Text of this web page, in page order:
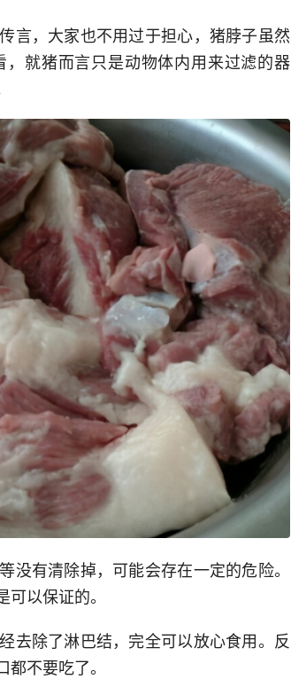
言，大家也不用过于担心，猪脖子虽然
就猪而言只是动物体内用来过滤的器
没有清除掉，可能会存在一定的危险。
以保证的。
去除了淋巴结，完全可以放心食用。反
不要吃了。